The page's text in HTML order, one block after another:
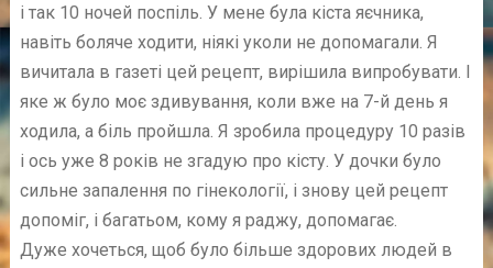
і так 10 ночей поспіль. У мене була кіста яєчника,
навіть боляче ходити, ніякі уколи не допомагали. Я
вичитала в газеті цей рецепт, вирішила випробувати. І
яке ж було моє здивування, коли вже на 7-й день я
ходила, а біль пройшла. Я зробила процедуру 10 разів
і ось уже 8 років не згадую про кісту. У дочки було
сильне запалення по гінекології, і знову цей рецепт
допоміг, і багатьом, кому я раджу, допомагає.
Дуже хочеться, щоб було більше здорових людей в